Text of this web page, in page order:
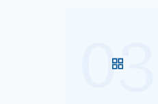
03